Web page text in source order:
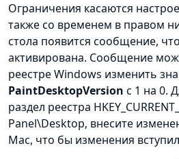
Ограничения касаются
также со временем в правом
стола появится сообщение,
активирована. Сообщение
реестре Windows изменить
PaintDesktopVersion c 1 на 0.
раздел реестра
Panel\Desktop, внесите
Mac, что бы изменения